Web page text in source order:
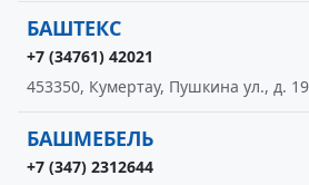
БАШТЕКС
+7 (34761) 42021
453350, Кумертау, Пушкина ул., д. 19
БАШМЕБЕЛЬ
+7 (347) 2312644